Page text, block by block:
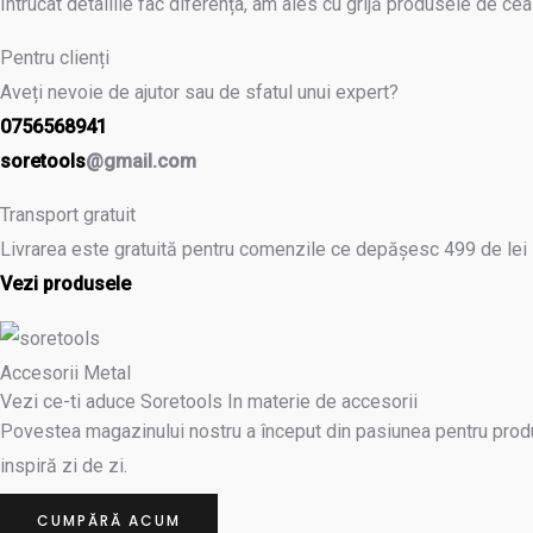
Pentru clienți
Aveți nevoie de ajutor sau de sfatul unui expert?
0756568941
soretools@gmail.com
Transport gratuit
Livrarea este gratuită pentru comenzile ce depășesc 499 de lei
Vezi produsele
Accesorii Metal
Vezi ce-ti aduce Soretools In materie de accesorii
Povestea magazinului nostru a început din pasiunea pentru
inspiră zi de zi.
CUMPĂRĂ ACUM
prețuri:
până
are
alese
prețuri:
până